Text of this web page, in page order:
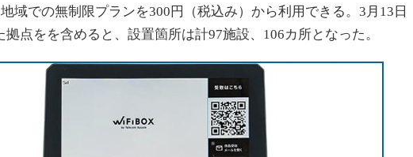
域での無制限プランを300円（税込み）から利用できる。3月13日
点をを含めると、設置箇所は計97施設、106カ所となった。